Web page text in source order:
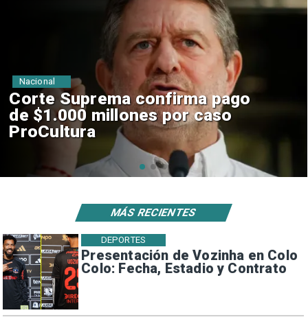
Codelco suspende
construcción de Andes Norte
en El Teniente por riesgos
sísmicos
Nacional
Presentación de Vozinha en Colo
Colo: Fecha, Estadio y Contrato
DEPORTES
MÁS RECIENTES